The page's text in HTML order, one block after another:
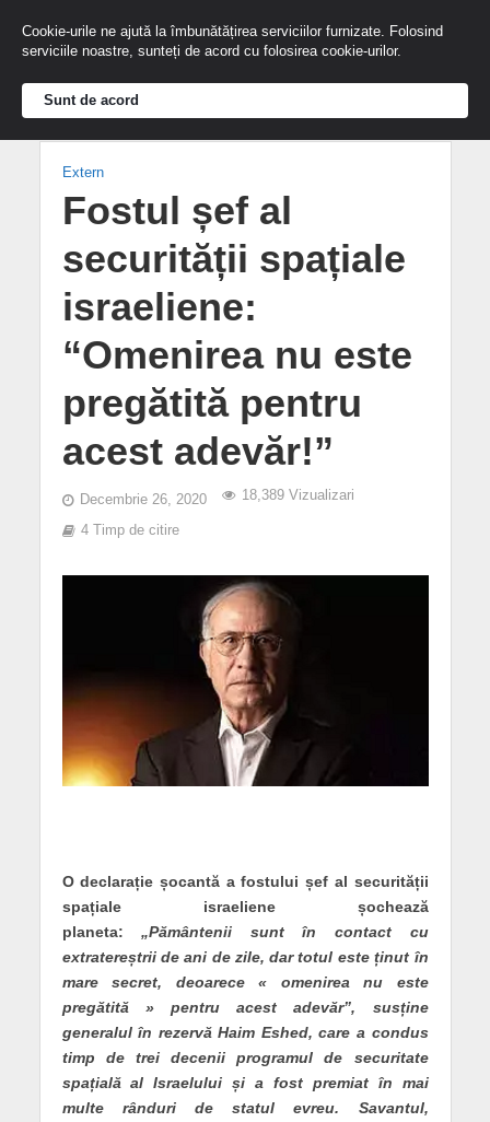
Extern
Fostul șef al
securității spațiale
israeliene:
“Omenirea nu este
pregătită pentru
acest adevăr!”
Decembrie 26, 2020 18,389 Vizualizari
4 Timp de citire
O declarație șocantă a fostului șef al securității
spațiale israeliene șochează
planeta:„Pământenii sunt în contact cu
extratereștrii de ani de zile, dar totul este ținut în
mare secret, deoarece « omenirea nu este
pregătită » pentru acest adevăr”, susține
generalul în rezervă Haim Eshed, care a condus
timp de trei decenii programul de securitate
spațială al Israelului și a fost premiat în mai
multe rânduri de statul evreu. Savantul,
Cookie-urile ne ajută la îmbunătățirea serviciilor furnizate. Folosind
serviciile noastre, sunteți de acord cu folosirea cookie-urilor.
Sunt de acord